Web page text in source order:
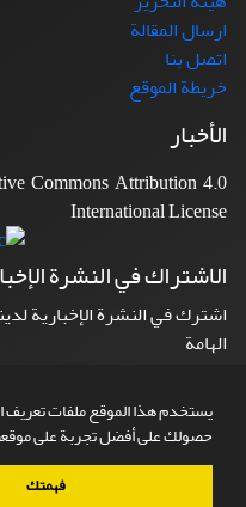
يستخدم هذا الموقع ملفات تعريف
حصولك على أفضل تجربة على
فهمتك
ارسال المقالة
اتصل بنا
خريطة الموقع
الأخبار
Commons Attribution 4.0
International License
الاشتراك في النشرة
اشترك في النشرة الإخبارية
الهامة